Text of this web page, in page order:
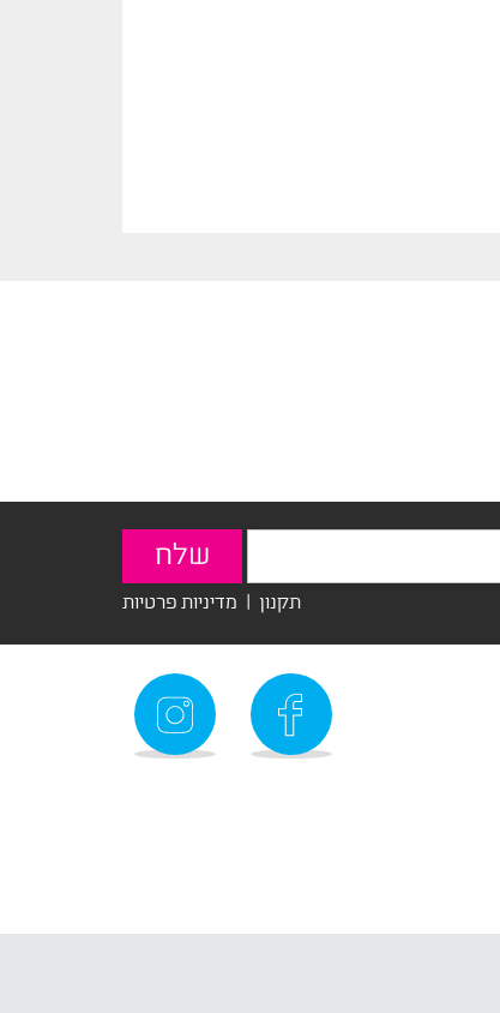
תקנון | מדיניות פרטיות